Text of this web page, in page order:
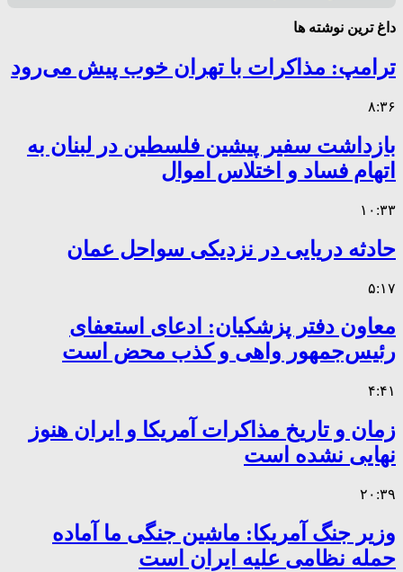
داغ ترین نوشته ها
ترامپ: مذاکرات با تهران خوب پیش می‌رود
۸:۳۶
بازداشت سفیر پیشین فلسطین در لبنان به
اتهام فساد و اختلاس اموال
۱۰:۳۳
حادثه دریایی در نزدیکی سواحل عمان
۵:۱۷
معاون دفتر پزشکیان: ادعای استعفای
رئیس‌جمهور واهی و کذب محض است
۴:۴۱
زمان و تاریخ مذاکرات آمریکا و ایران هنوز
نهایی نشده است
۲۰:۳۹
وزیر جنگ آمریکا: ماشین جنگی ما آماده
حمله نظامی علیه ایران است